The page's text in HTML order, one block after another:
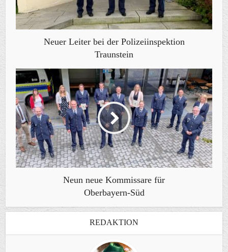
Neuer Leiter bei der Polizeiinspektion
Traunstein
Neun neue Kommissare für
Oberbayern-Süd
REDAKTION